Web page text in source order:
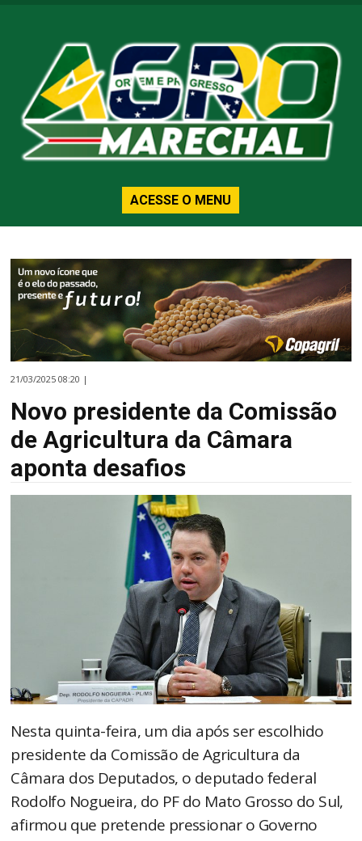
ACESSE O MENU
21/03/2025 08:20 |
Novo presidente da Comissão
de Agricultura da Câmara
aponta desafios
Nesta quinta-feira, um dia após ser escolhido
presidente da Comissão de Agricultura da
Câmara dos Deputados, o deputado federal
Rodolfo Nogueira, do PF do Mato Grosso do Sul,
afirmou que pretende pressionar o Governo